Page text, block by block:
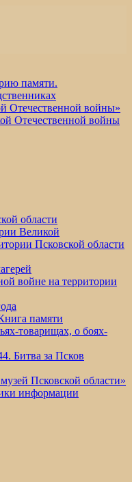
памяти.
Отечественной войны»
Отечественной войны
области
Великой
Псковской области
войне на территории
памяти
товарищах, о боях-
Битва за Псков
Псковской области»
информации